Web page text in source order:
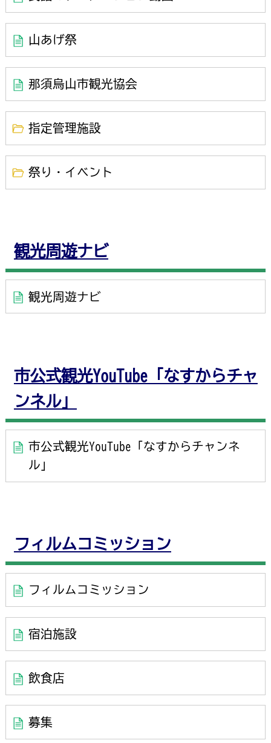
山あげ祭
那須烏山市観光協会
指定管理施設
祭り・イベント
観光周遊ナビ
観光周遊ナビ
市公式観光YouTube「なすからチャ
ンネル」
市公式観光YouTube「なすからチャンネ
ル」
フィルムコミッション
フィルムコミッション
宿泊施設
飲食店
募集